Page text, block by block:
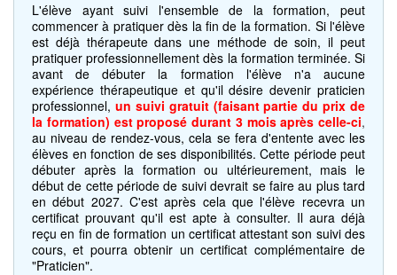
L'élève ayant suivi l'ensemble de la formation, peut
commencer à pratiquer dès la fin de la formation. Si l'élève
est déjà thérapeute dans une méthode de soin, il peut
pratiquer professionnellement dès la formation terminée. Si
avant de débuter la formation l'élève n'a aucune
expérience thérapeutique et qu'il désire devenir praticien
professionnel, un suivi gratuit (faisant partie du prix de
la formation) est proposé durant 3 mois après celle-ci,
au niveau de rendez-vous, cela se fera d'entente avec les
élèves en fonction de ses disponibilités. Cette période peut
débuter après la formation ou ultérieurement, mais le
début de cette période de suivi devrait se faire au plus tard
en début 2027. C'est après cela que l'élève recevra un
certificat prouvant qu'il est apte à consulter. Il aura déjà
reçu en fin de formation un certificat attestant son suivi des
cours, et pourra obtenir un certificat complémentaire de
"Praticien".